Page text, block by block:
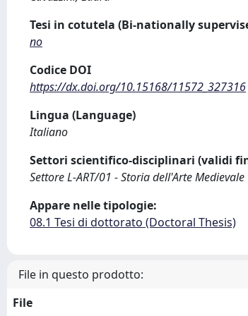
Tesi in cotutela (Bi-nationally
no
Codice DOI
https://dx.doi.org/10.15168/11572_327316
Lingua (Language)
Italiano
Settori scientifico-disciplinari (validi
Settore L-ART/01 - Storia dell'Arte Medievale
Appare nelle tipologie:
08.1 Tesi di dottorato (Doctoral Thesis)
File in questo prodotto:
File